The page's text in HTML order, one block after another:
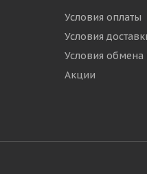
Условия оплаты
Условия
Условия обмена
Акции